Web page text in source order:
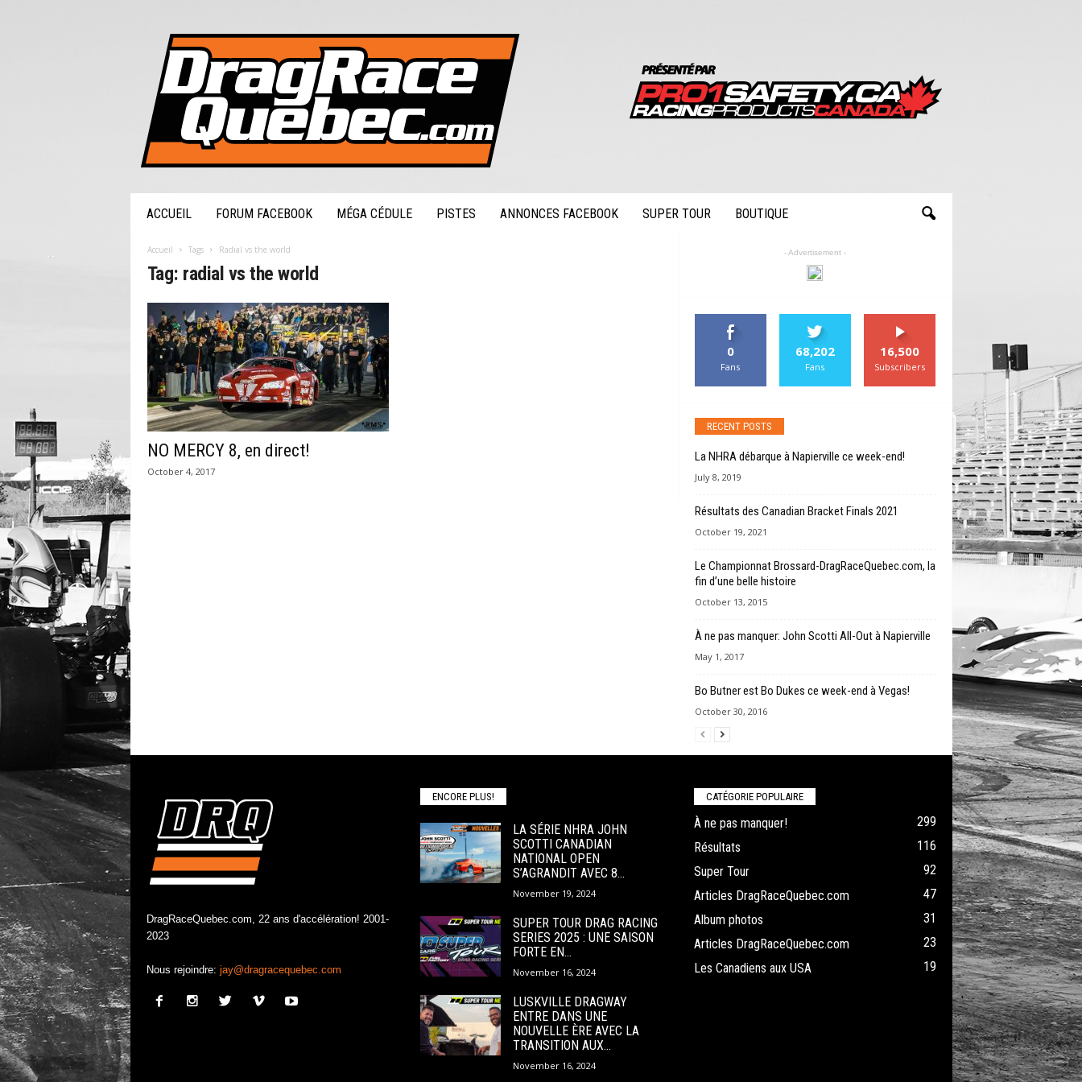
ACCUEIL FORUM FACEBOOK MÉGA CÉDULE PISTES ANNONCES FACEBOOK SUPER TOUR BOUTIQUE
Accueil Tags Radial vs the world
Tag: radial vs the world
NO MERCY 8, en direct!
October 4, 2017
- Advertisement -
0
Fans
68,202
Fans
16,500
Subscribers
RECENT POSTS
La NHRA débarque à Napierville ce week-end!
July 8, 2019
Résultats des Canadian Bracket Finals 2021
October 19, 2021
Le Championnat Brossard-DragRaceQuebec.com, la
fin d’une belle histoire
October 13, 2015
À ne pas manquer: John Scotti All-Out à Napierville
May 1, 2017
Bo Butner est Bo Dukes ce week-end à Vegas!
October 30, 2016
DragRaceQuebec.com, 22 ans d'accélération! 2001-
2023
Nous rejoindre: jay@dragracequebec.com
ENCORE PLUS!
LA SÉRIE NHRA JOHN
SCOTTI CANADIAN
NATIONAL OPEN
S’AGRANDIT AVEC 8...
November 19, 2024
SUPER TOUR DRAG RACING
SERIES 2025 : UNE SAISON
FORTE EN...
November 16, 2024
LUSKVILLE DRAGWAY
ENTRE DANS UNE
NOUVELLE ÈRE AVEC LA
TRANSITION AUX...
November 16, 2024
CATÉGORIE POPULAIRE
À ne pas manquer!
299
Résultats
116
Super Tour
92
Articles DragRaceQuebec.com
47
Album photos
31
Articles DragRaceQuebec.com
23
Les Canadiens aux USA
19